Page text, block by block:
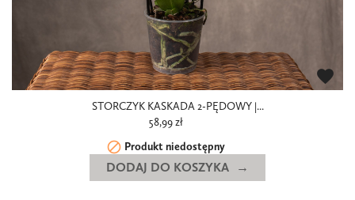
STORCZYK KASKADA 2-PĘDOWY |...
58,99 zł
 Produkt niedostępny
favorite
DODAJ DO KOSZYKA